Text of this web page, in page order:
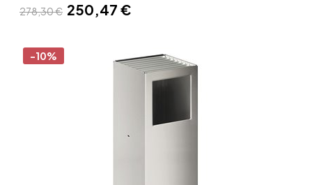
278,30 € 250,47 €
-10%